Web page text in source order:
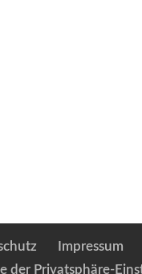
Impressum
der Privatsphäre-